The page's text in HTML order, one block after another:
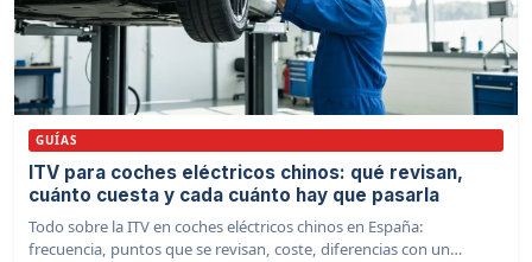
GUÍAS
ITV para coches eléctricos chinos: qué revisan,
cuánto cuesta y cada cuánto hay que pasarla
Todo sobre la ITV en coches eléctricos chinos en España:
frecuencia, puntos que se revisan, coste, diferencias con un